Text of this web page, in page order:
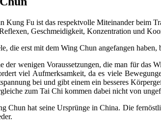
Kung Fu ist das respektvolle Miteinander beim
Geschmeidigkeit, Konzentration und
die erst mit dem Wing Chun angefangen
der wenigen Voraussetzungen, die man für das
viel Aufmerksamkeit, da es viele
bei und gibt einem ein besseres
zum Tai Chi kommen dabei nicht von
Chun hat seine Ursprünge in China. Die